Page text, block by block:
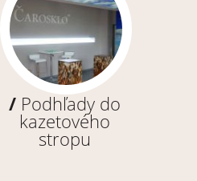
/Podhľady do
kazetového
stropu